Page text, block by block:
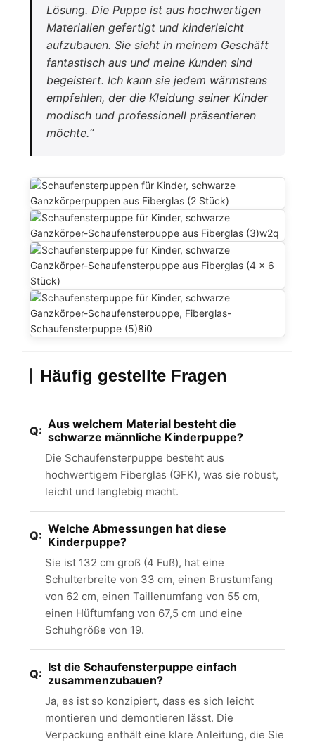
Lösung. Die Puppe ist aus hochwertigen
Materialien gefertigt und kinderleicht
aufzubauen. Sie sieht in meinem Geschäft
fantastisch aus und meine Kunden sind
begeistert. Ich kann sie jedem wärmstens
empfehlen, der die Kleidung seiner Kinder
modisch und professionell präsentieren
möchte.“
Häufig gestellte Fragen
Aus welchem ​​Material besteht die
schwarze männliche Kinderpuppe?
Die Schaufensterpuppe besteht aus
hochwertigem Fiberglas (GFK), was sie robust,
leicht und langlebig macht.
Welche Abmessungen hat diese
Kinderpuppe?
Sie ist 132 cm groß (4 Fuß), hat eine
Schulterbreite von 33 cm, einen Brustumfang
von 62 cm, einen Taillenumfang von 55 cm,
einen Hüftumfang von 67,5 cm und eine
Schuhgröße von 19.
Ist die Schaufensterpuppe einfach
zusammenzubauen?
Ja, es ist so konzipiert, dass es sich leicht
montieren und demontieren lässt. Die
Verpackung enthält eine klare Anleitung, die Sie